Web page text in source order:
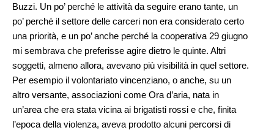
Buzzi. Un po’ perché le attività da seguire erano tante, un
po’ perché il settore delle carceri non era considerato certo
una priorità, e un po’ anche perché la cooperativa 29 giugno
mi sembrava che preferisse agire dietro le quinte. Altri
soggetti, almeno allora, avevano più visibilità in quel settore.
Per esempio il volontariato vincenziano, o anche, su un
altro versante, associazioni come Ora d’aria, nata in
un’area che era stata vicina ai brigatisti rossi e che, finita
l’epoca della violenza, aveva prodotto alcuni percorsi di